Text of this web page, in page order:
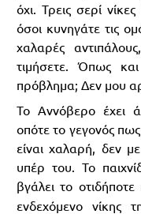
όχι. Τρεις σερί
όσοι κυνηγάτε τις
χαλαρές
τιμήσετε. Όπως
πρόβλημα; Δεν μου
Το Αννόβερο έχει
οπότε το γεγονός
είναι χαλαρή, δεν
υπέρ του. Το
βγάλει το
ενδεχόμενο νίκης